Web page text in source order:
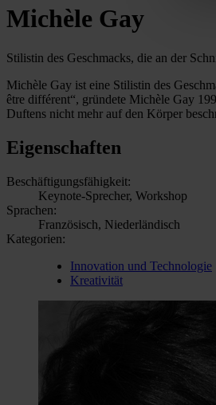
Michèle Gay
Stilistin des Geschmacks, die an der
Michèle Gay ist eine Stilistin des
être différent“, gründete Michèle Gay
Duftens nicht mehr auf den Körper
Eigenschaften
Beschäftigungsfähigkeit:
Keynote-Sprecher, Workshop
Sprachen:
Französisch, Niederländisch
Kategorien:
Innovation und Technologie
Kreativität